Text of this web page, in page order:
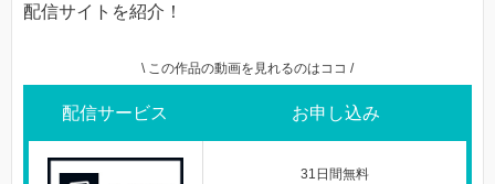
配信サイトを紹介！
\ この作品の動画を見れるのはココ /
配信サービス お申し込み
31日間無料